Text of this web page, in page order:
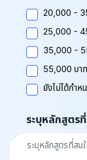
20,000 -
25,000 -
35,000 -
55,000 บา
ยังไม่ได้กำห
ระบุหลักสูตร